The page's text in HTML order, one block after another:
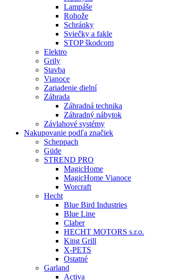
Lampáše
Rohože
Schránky
Sviečky a fakle
STOP škodcom
Elektro
Grily
Stavba
Vianoce
Zariadenie dielní
Záhrada
Záhradná technika
Záhradný nábytok
Závlahové systémy
Nakupovanie podľa značiek
Scheppach
Güde
STREND PRO
MagicHome
MagicHome Vianoce
Worcraft
Hecht
Blue Bird Industries
Blue Line
Claber
HECHT MOTORS s.r.o.
King Grill
X-PETS
Ostatné
Garland
Activa